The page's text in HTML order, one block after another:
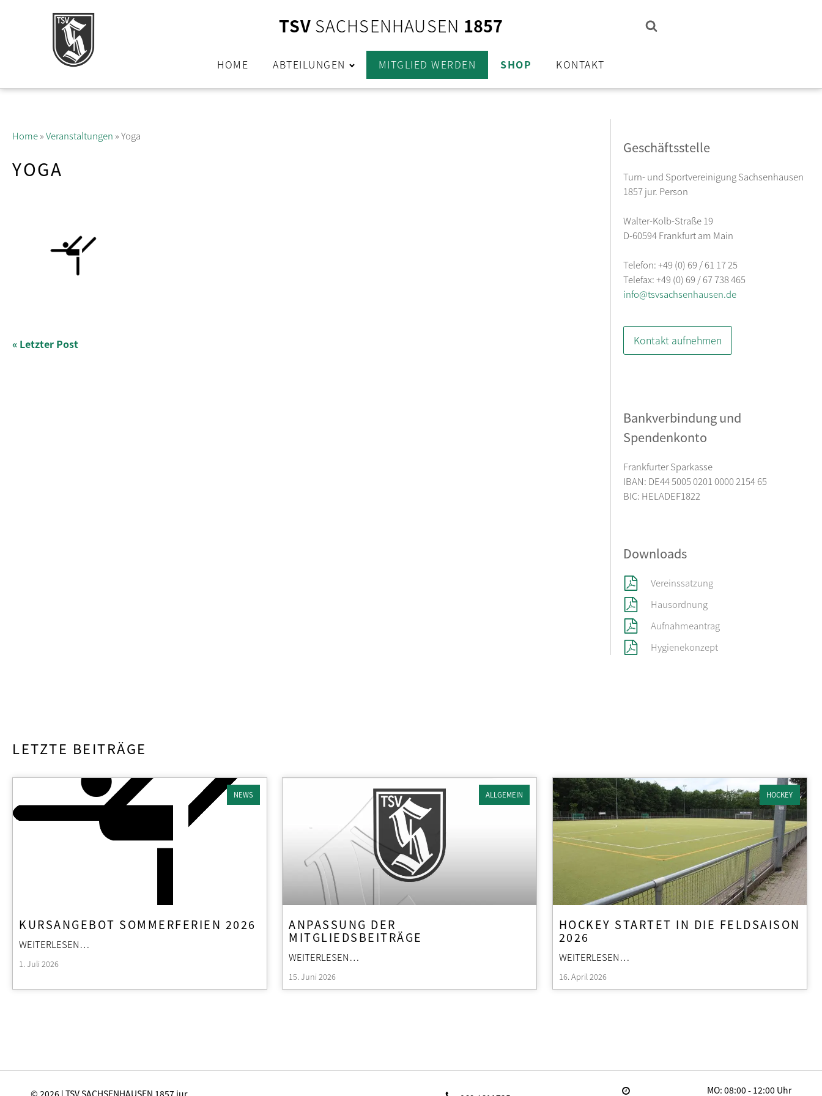
TSV SACHSENHAUSEN 1857
HOME ABTEILUNGEN MITGLIED WERDEN SHOP KONTAKT
Home»Veranstaltungen »Yoga
YOGA
« Letzter Post
Geschäftsstelle
Turn- und Sportvereinigung Sachsenhausen
1857 jur. Person
Walter-Kolb-Straße 19
D-60594 Frankfurt am Main
Telefon: +49 (0) 69 / 61 17 25
Telefax: +49 (0) 69 / 67 738 465
info@tsvsachsenhausen.de
Kontakt aufnehmen
Bankverbindung und
Spendenkonto
Frankfurter Sparkasse
IBAN: DE44 5005 0201 0000 2154 65
BIC: HELADEF1822
Downloads
Vereinssatzung
Hausordnung
Aufnahmeantrag
Hygienekonzept
LETZTE BEITRÄGE
NEWS
KURSANGEBOT SOMMERFERIEN 2026
WEITERLESEN…
1. Juli 2026
ALLGEMEIN
ANPASSUNG DER
MITGLIEDSBEITRÄGE
WEITERLESEN…
15. Juni 2026
HOCKEY
HOCKEY STARTET IN DIE FELDSAISON
2026
WEITERLESEN…
16. April 2026
© 2026 | TSV SACHSENHAUSEN 1857 jur. MO: 08:00 - 12:00 Uhr